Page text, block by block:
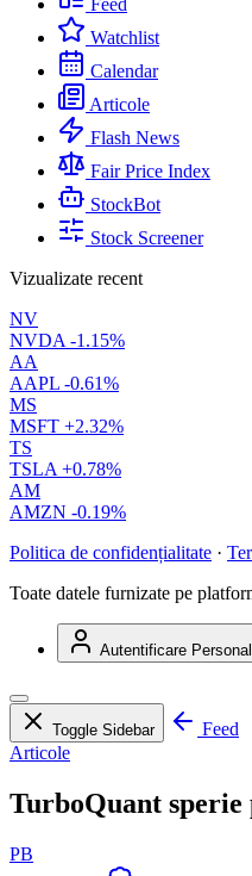
Feed
Watchlist
Calendar
Articole
Flash News
Fair Price Index
StockBot
Stock Screener
Vizualizate recent
NV
NVDA -1.15%
AA
AAPL -0.61%
MS
MSFT +2.32%
TS
TSLA +0.78%
AM
AMZN -0.19%
Politica de confidențialitate ·
Toate datele furnizate pe
Autentificare
Toggle Sidebar
Feed
Articole
TurboQuant
PB